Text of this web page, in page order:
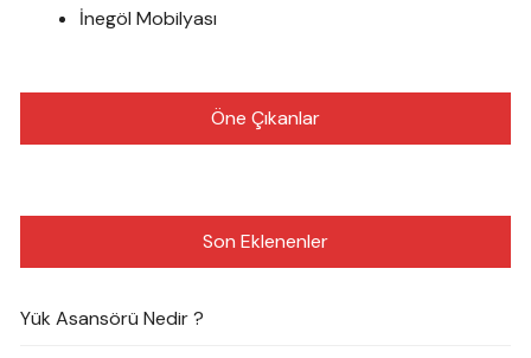
İnegöl Mobilyası
Öne Çıkanlar
Son Eklenenler
Yük Asansörü Nedir ?